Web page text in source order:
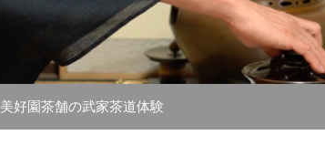
美好園茶舗の武家茶道体験